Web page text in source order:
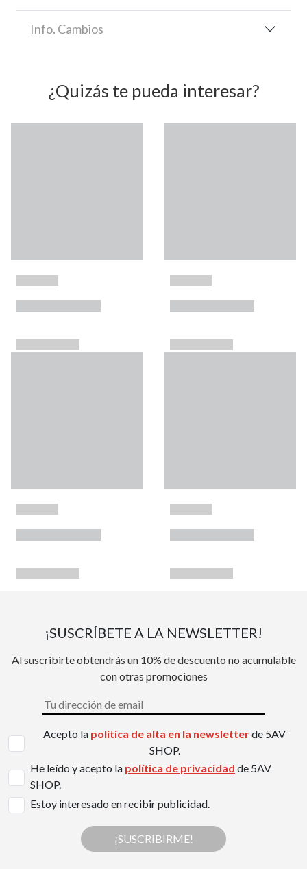
Info. Cambios
¿Quizás te pueda interesar?
¡SUSCRÍBETE A LA NEWSLETTER!
Al suscribirte obtendrás un 10% de descuento no acumulable
con otras promociones
Acepto la política de alta en la newsletterde 5AV
SHOP.
He leído y acepto la política de privacidad de 5AV
SHOP.
Estoy interesado en recibir publicidad.
¡SUSCRIBIRME!